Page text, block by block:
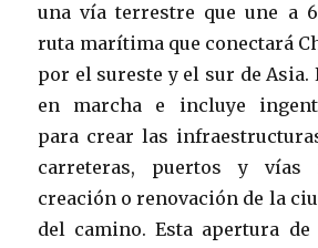
una vía terrestre que une a
ruta marítima que conectará
por el sureste y el sur de Asia.
en marcha e incluye
para crear las
carreteras, puertos y vías
creación o renovación de la
del camino. Esta apertura de